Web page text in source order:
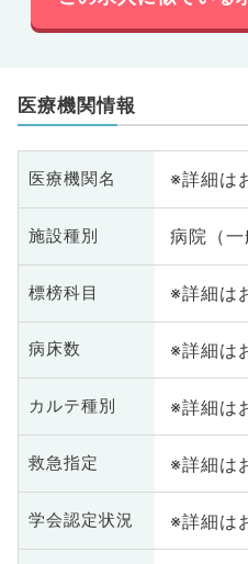
医療機関情報
医療機関名 ※詳細は
施設種別 病院（一
標榜科目 ※詳細は
病床数 ※詳細は
カルテ種別 ※詳細は
救急指定 ※詳細は
学会認定状況 ※詳細は